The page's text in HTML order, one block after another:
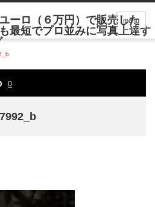
menu
0